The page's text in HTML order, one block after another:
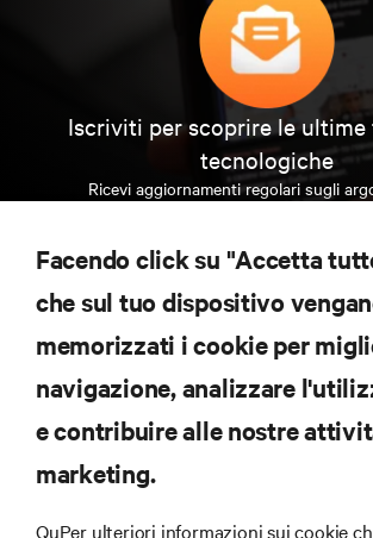
Iscriviti per scoprire le ultime
tecnologiche
Ricevi aggiornamenti regolari sugli
data center e infrastrutture.
ISCRIVITI SUBITO
RISORSE
SUPPORTO
Facendo click su "Accetta
che sul tuo dispositivo
memorizzati i cookie per
navigazione, analizzare
e contribuire alle nostre
marketing.
QuPer ulteriori informazioni sui cookie